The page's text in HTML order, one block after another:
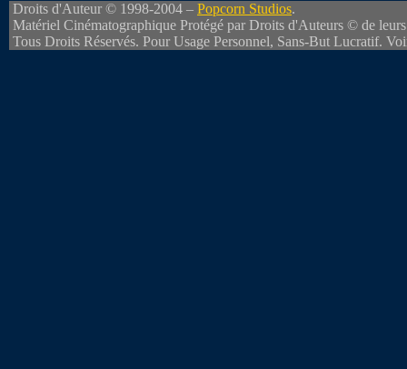
Droits d'Auteur © 1998-2004 – Popcorn Studios.
Matériel Cinématographique Protégé par Droits d'Auteurs © de
Tous Droits Réservés. Pour Usage Personnel, Sans-But Lucratif.